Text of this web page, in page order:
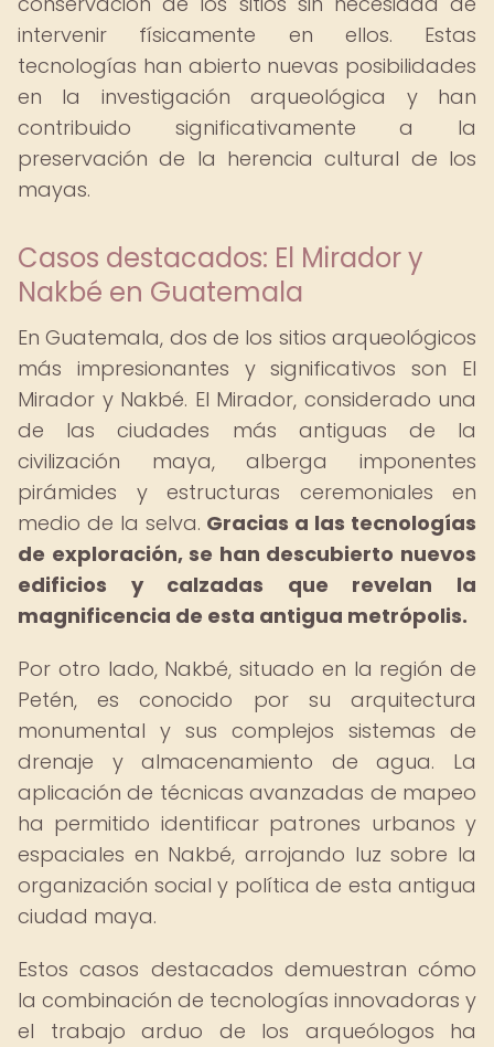
intervenir físicamente en ellos. Estas
tecnologías han abierto nuevas posibilidades
en la investigación arqueológica y han
contribuido significativamente a la
preservación de la herencia cultural de los
mayas.
Casos destacados: El Mirador y
Nakbé en Guatemala
En Guatemala, dos de los sitios arqueológicos
más impresionantes y significativos son El
Mirador y Nakbé. El Mirador, considerado una
de las ciudades más antiguas de la
civilización maya, alberga imponentes
pirámides y estructuras ceremoniales en
medio de la selva. Gracias a las tecnologías
de exploración, se han descubierto nuevos
edificios y calzadas que revelan la
magnificencia de esta antigua metrópolis.
Por otro lado, Nakbé, situado en la región de
Petén, es conocido por su arquitectura
monumental y sus complejos sistemas de
drenaje y almacenamiento de agua. La
aplicación de técnicas avanzadas de mapeo
ha permitido identificar patrones urbanos y
espaciales en Nakbé, arrojando luz sobre la
organización social y política de esta antigua
ciudad maya.
Estos casos destacados demuestran cómo
la combinación de tecnologías innovadoras y
el trabajo arduo de los arqueólogos ha